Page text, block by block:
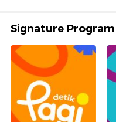
Signature